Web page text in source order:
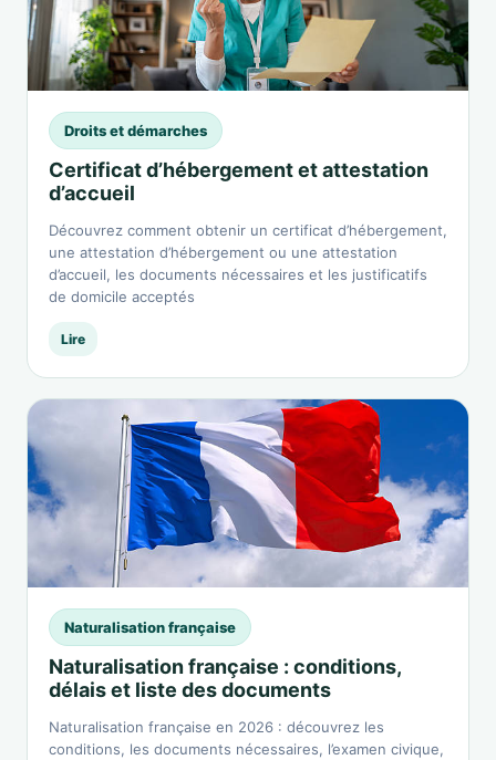
Droits et démarches
Certificat d’hébergement et attestation
d’accueil
Découvrez comment obtenir un certificat d’hébergement,
une attestation d’hébergement ou une attestation
d’accueil, les documents nécessaires et les justificatifs
de domicile acceptés
Lire
Naturalisation française
Naturalisation française : conditions,
délais et liste des documents
Naturalisation française en 2026 : découvrez les
conditions, les documents nécessaires, l’examen civique,